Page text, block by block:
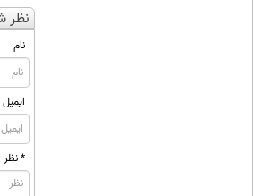
نظر
نام
ایمیل
* نظر